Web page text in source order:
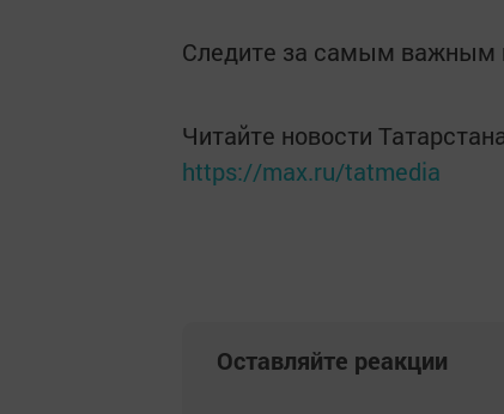
Следите за самым важным
Читайте новости
https://max.ru/tatmedia
Оставляйте реакции